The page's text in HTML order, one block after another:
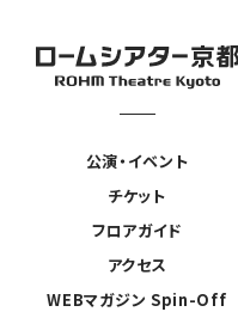
公演・イベント
チケット
フロアガイド
アクセス
WEBマガジン Spin-Off